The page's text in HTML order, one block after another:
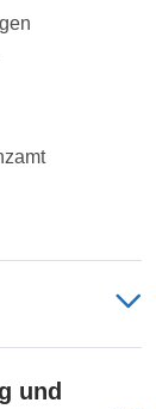
und